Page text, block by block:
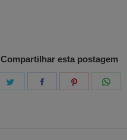
Compartilhar esta postagem
Share
Share
Share